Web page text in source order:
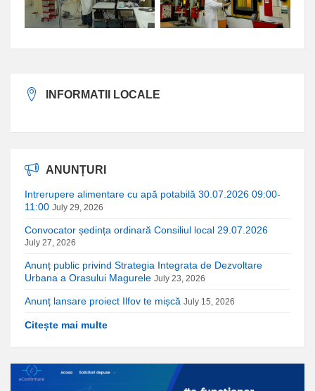
INFORMATII LOCALE
ANUNȚURI
Intrerupere alimentare cu apă potabilă 30.07.2026 09:00-
11:00 July 29, 2026
Convocator ședința ordinară Consiliul local 29.07.2026
July 27, 2026
Anunț public privind Strategia Integrata de Dezvoltare
Urbana a Orasului Magurele July 23, 2026
Anunț lansare proiect Ilfov te mișcă July 15, 2026
Citește mai multe